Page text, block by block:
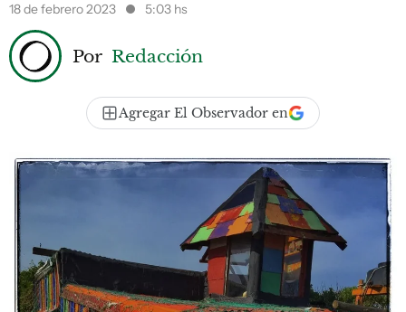
18 de febrero 2023
5:03 hs
Por Redacción
Agregar El Observador en